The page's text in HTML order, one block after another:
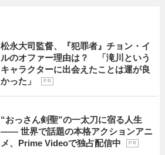
松永大司監督、『犯罪者』チョン・イ
ルのオファー理由は？ 「滝川という
キャラクターに出会えたことは運が良
かった」
P R
“おっさん剣聖”の一太刀に宿る人生
―― 世界で話題の本格アクションアニ
メ、Prime Videoで独占配信中
P R